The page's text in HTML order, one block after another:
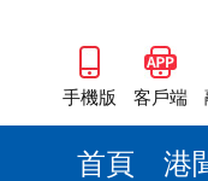
手機版 客戶端
首頁 港